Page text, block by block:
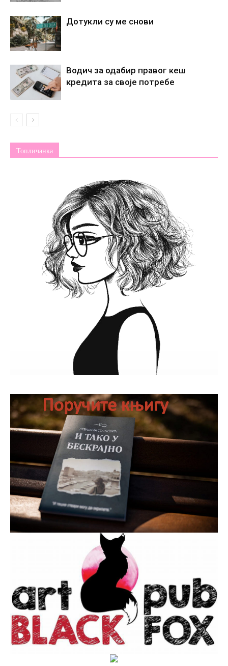
Дотукли су ме снови
Водич за одабир правог кеш
кредита за своје потребе
Топличанка